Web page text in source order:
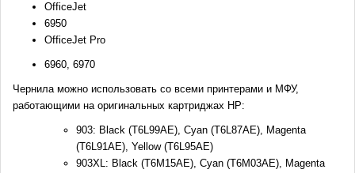
OfficeJet
6950
OfficeJet Pro
6960, 6970
Чернила можно использовать со всеми принтерами и МФУ,
работающими на оригинальных картриджах HP:
903: Black (T6L99AE), Cyan (T6L87AE), Magenta
(T6L91AE), Yellow (T6L95AE)
903XL: Black (T6M15AE), Cyan (T6M03AE), Magenta